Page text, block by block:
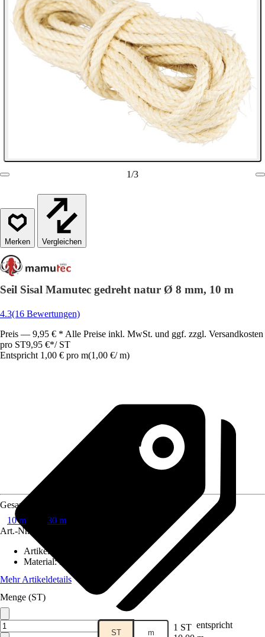
1/3
Vergleichen
Seil Sisal Mamutec gedreht natur Ø 8 mm, 10 m
4.3(16 Bewertungen)
Preis — 9,95 € * Alle Preise inkl. MwSt. und ggf. zzgl. Versandkosten
pro ST9,95 €*/ ST
Entspricht 1,00 € pro m(1,00 €/ m)
Gesamtlänge
10 m
30 m
Art.-Nr.
Artikeltyp
Material:Kunststoff
Mehr Artikeldetails
Menge (ST)
ST m 1 ST entspricht